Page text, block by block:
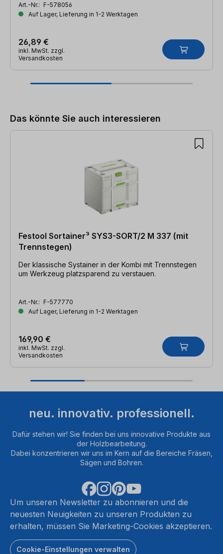
Art.-Nr.: F-578056
Auf Lager, Lieferung in 1-2 Werktagen
26,89 €
inkl. MwSt. zzgl.
Versandkosten
Das könnte Sie auch interessieren
Festool Sortainer³ SYS3-SORT/2 M 337 (mit
Trennstegen)
Der klassische Systainer in der Kombi mit Trennstegen
um Werkzeug platzsparend zu verstauen.
Art.-Nr.: F-577770
Auf Lager, Lieferung in 1-2 Werktagen
169,90 €
inkl. MwSt. zzgl.
Versandkosten
neu. innovativ. professionell.
Dafür stehen wir! Sie finden bei uns innovative Produkte aus
der Holzbearbeitung.
Dabei konzentrieren wir uns im Kern auf die Bereiche Fräsen,
Sägen und Bohren.
Um unseren Newsletter zu abonnieren und die
neuesten Neuigkeiten zu unseren Produkten zu
erhalten, müssen Sie Marketing-Cookies akzeptieren.
Cookie-Einstellungen verwalten